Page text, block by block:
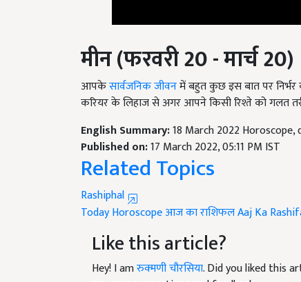
मीन (फरवरी 20 - मार्च 20)
आपके सार्वजनिक जीवनमें बहुत कुछ इस बात पर निर्भर
करियर के लिहाज से अगर आपने किसी रिश्ते को गलत
Published on:17 March 2022, 05:11 PM IST
Related Topics
Rashiphal
Today Horoscope
Like this article?
Hey! I amरुक्मणी चौरसिया. Did you liked this
me your suggestions and feedback.